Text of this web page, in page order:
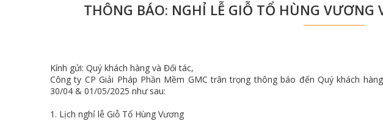
THÔNG BÁO: NGHỈ LỄ GIỖ TỔ HÙNG
Kính gửi: Quý khách hàng và Đối tác,
Công ty CP Giải Pháp Phần Mềm GMC trân trọng thông báo đến Quý khách
30/04 & 01/05/2025 như sau:
1. Lịch nghỉ lễ Giỗ Tổ Hùng Vương